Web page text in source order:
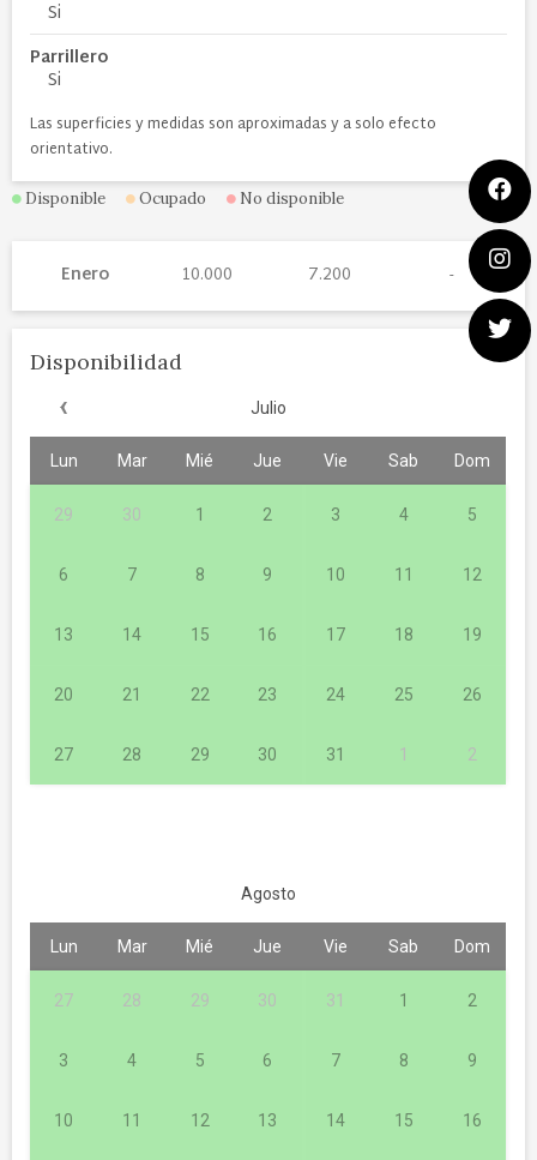
Si
Parrillero
Si
Las superficies y medidas son aproximadas y a solo efecto
orientativo.
Disponible Ocupado No disponible
Enero 10.000 7.200
Disponibilidad
‹ Julio
Lun Mar Mié Jue Vie Sab Dom
29 30 1 2 3 4 5
6 7 8 9 10 11 12
13 14 15 16 17 18 19
20 21 22 23 24 25 26
27 28 29 30 31 1 2
Agosto
Lun Mar Mié Jue Vie Sab Dom
27 28 29 30 31 1 2
3 4 5 6 7 8 9
10 11 12 13 14 15 16